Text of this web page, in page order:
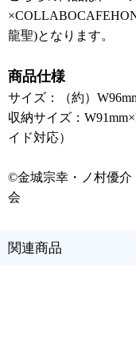
龍聖)となります。
商品仕様
サイズ：（約）
収納サイズ：
イド対応）
©金城宗幸・ノ村優介
会
関連商品